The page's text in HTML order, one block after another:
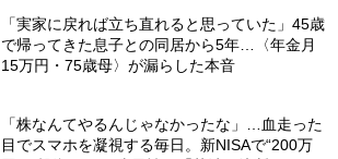
「実家に戻れば立ち直れると思っていた」45歳
で帰ってきた息子との同居から5年…〈年金月
15万円・75歳母〉が漏らした本音
「株なんてやるんじゃなかったな」…血走った
目でスマホを凝視する毎日。新NISAで“200万